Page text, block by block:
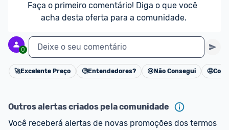
Faça o primeiro comentário! Diga o que você
acha desta oferta para a comunidade.
0 Deixe o seu comentário
Cancelar
🚀Excelente Preço 🧐Entendedores? 😢 Não Consegui 🤩
Outros alertas criados pela comunidade
Você receberá alertas de novas promoções dos termos